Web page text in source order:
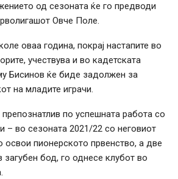
од сезоната ќе го предводи
Овче Поле.
оваа година, покрај настапите во
учествува и во кадетската
Бисинов ќе биде задолжен за
на младите играчи.
препознатлив по успешната работа со
– во сезоната 2021/22 со неговиот
освои пионерското првенство, а две
бод, го однесе клубот во